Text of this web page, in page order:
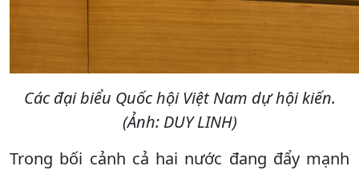
Các đại biểu Quốc hội Việt Nam dự hội kiến.
(Ảnh: DUY LINH)
Trong bối cảnh cả hai nước đang đẩy mạnh